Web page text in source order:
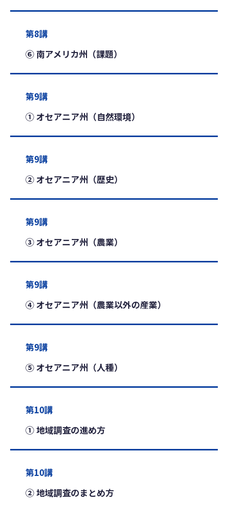
第8講
⑥ 南アメリカ州（課題）
第9講
① オセアニア州（自然環境）
第9講
② オセアニア州（歴史）
第9講
③ オセアニア州（農業）
第9講
④ オセアニア州（農業以外の産業）
第9講
⑤ オセアニア州（人種）
第10講
① 地域調査の進め方
第10講
② 地域調査のまとめ方